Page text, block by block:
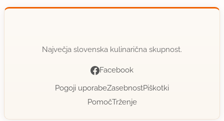
Največja slovenska kulinarična skupnost.
Facebook
Pogoji uporabeZasebnostPiškotki
PomočTrženje